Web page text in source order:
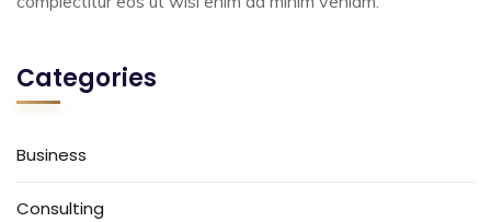
Categories
Business
Consulting